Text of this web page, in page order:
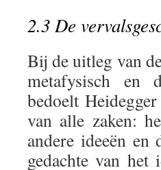
2.3 De
Bij de uitleg van
metafysisch en
bedoelt
van alle zaken:
andere ideeën en
gedachte van